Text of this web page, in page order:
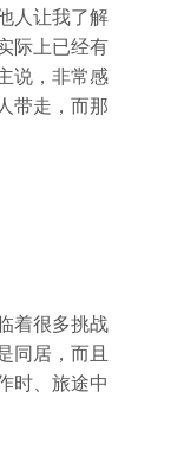
人让我了解
际上已经有
说，非常感
带走，而那
着很多挑战
同居，而且
时、旅途中